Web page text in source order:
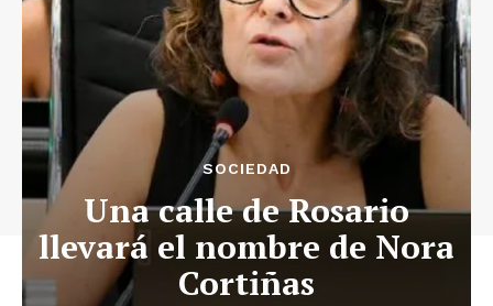
SOCIEDAD
Una calle de Rosario
llevará el nombre de Nora
Cortiñas